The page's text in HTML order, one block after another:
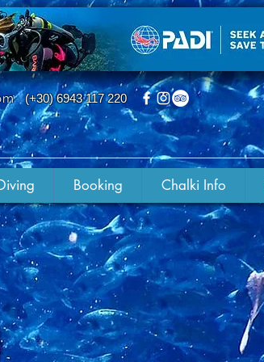
(+30) 6943 117 220
Booking Chalki Info